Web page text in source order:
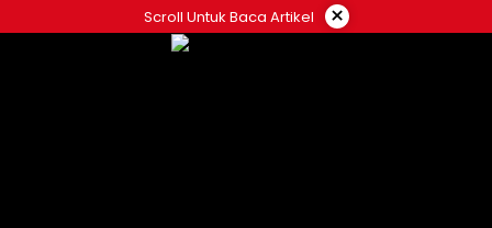
ke
Scroll Untuk Baca Artikel ×